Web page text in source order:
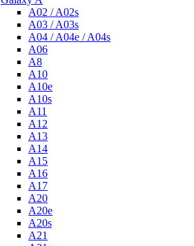
A02 / A02s
A03 / A03s
A04 / A04e / A04s
A06
A8
A10
A10e
A10s
A11
A12
A13
A14
A15
A16
A17
A20
A20e
A20s
A21